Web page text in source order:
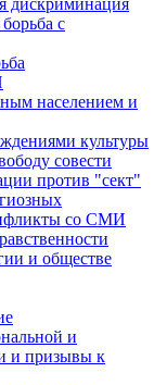
дискриминация
с
населением и
культуры
совести
против "сект"
со СМИ
и обществе
и
и призывы к